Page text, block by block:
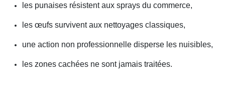
les punaises résistent aux sprays du commerce,
les œufs survivent aux nettoyages classiques,
une action non professionnelle disperse les nuisibles,
les zones cachées ne sont jamais traitées.